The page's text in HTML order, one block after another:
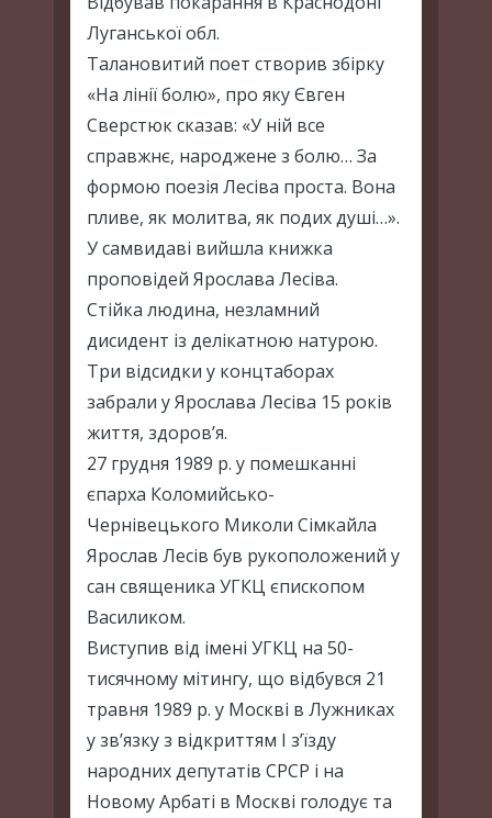
Луганської обл.
Талановитий поет створив збірку
«На лінії болю», про яку Євген
Сверстюк сказав: «У ній все
справжнє, народжене з болю… За
формою поезія Лесіва проста. Вона
пливе, як молитва, як подих душі…».
У самвидаві вийшла книжка
проповідей Ярослава Лесіва.
Стійка людина, незламний
дисидент із делікатною натурою.
Три відсидки у концтаборах
забрали у Ярослава Лесіва 15 років
життя, здоров’я.
27 грудня 1989 р. у помешканні
єпарха Коломийсько-
Чернівецького Миколи Сімкайла
Ярослав Лесів був рукоположений у
сан священика УГКЦ єпископом
Василиком.
Виступив від імені УГКЦ на 50-
тисячному мітингу, що відбувся 21
травня 1989 р. у Москві в Лужниках
у зв’язку з відкриттям I з’їзду
народних депутатів СРСР і на
Новому Арбаті в Москві голодує та